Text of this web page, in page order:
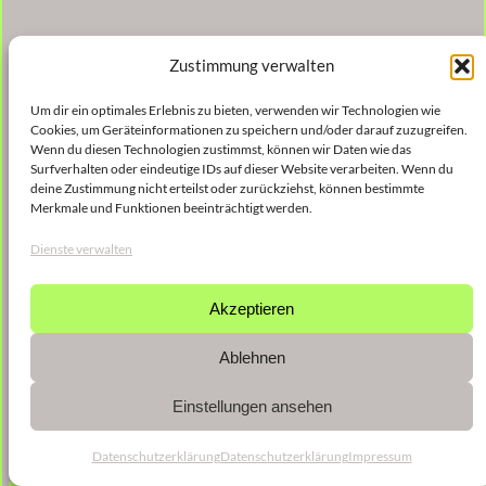
Zustimmung verwalten
Um dir ein optimales Erlebnis zu bieten, verwenden wir Technologien wie
Cookies, um Geräteinformationen zu speichern und/oder darauf zuzugreifen.
Wenn du diesen Technologien zustimmst, können wir Daten wie das
Surfverhalten oder eindeutige IDs auf dieser Website verarbeiten. Wenn du
deine Zustimmung nicht erteilst oder zurückziehst, können bestimmte
Merkmale und Funktionen beeinträchtigt werden.
Dienste verwalten
Akzeptieren
Ablehnen
Einstellungen ansehen
DatenschutzerklärungDatenschutzerklärungImpressum